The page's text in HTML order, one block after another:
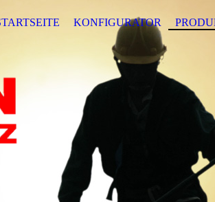
KONFIGURATOR